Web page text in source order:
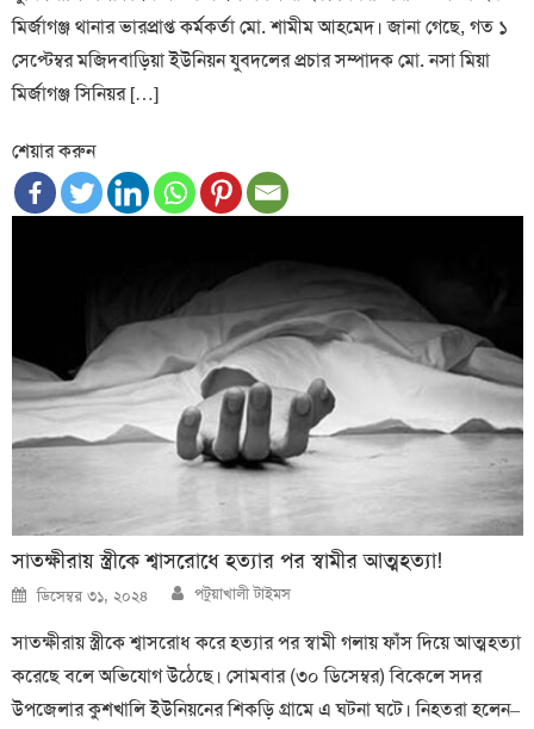
মির্জাগঞ্জ থানার ভারপ্রাপ্ত কর্মকর্তা মো. শামীম আহমেদ। জানা গেছে, গত ১
সেপ্টেম্বর মজিদবাড়িয়া ইউনিয়ন যুবদলের প্রচার সম্পাদক মো. নসা মিয়া
মির্জাগঞ্জ সিনিয়র […]
শেয়ার করুন
সাতক্ষীরায় স্ত্রীকে শ্বাসরোধে হত্যার পর স্বামীর আত্মহত্যা!
Posted
on
ডিসেম্বর ৩১, ২০২৪ Author
পটুয়াখালী টাইমস
সাতক্ষীরায় স্ত্রীকে শ্বাসরোধ করে হত্যার পর স্বামী গলায় ফাঁস দিয়ে আত্মহত্যা
করেছে বলে অভিযোগ উঠেছে। সোমবার (৩০ ডিসেম্বর) বিকেলে সদর
উপজেলার কুশখালি ইউনিয়নের শিকড়ি গ্রামে এ ঘটনা ঘটে। নিহতরা হলেন–